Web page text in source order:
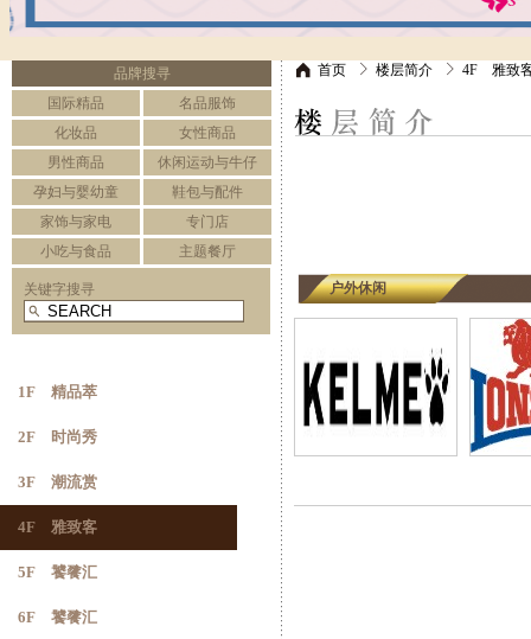
品牌搜寻
国际精品
名品服饰
化妆品
女性商品
男性商品
休闲运动与牛仔
孕妇与婴幼童
鞋包与配件
家饰与家电
专门店
小吃与食品
主题餐厅
关键字搜寻
1F 精品萃
2F 时尚秀
3F 潮流赏
4F 雅致客
5F 饕餮汇
6F 饕餮汇
首页 楼层简介 4F 雅致
户外休闲